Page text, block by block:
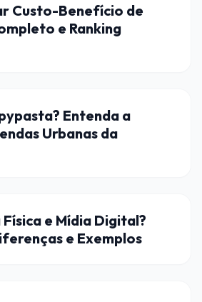
Custo-Benefício de
e Ranking
Entenda a
Urbanas da
Física e Mídia Digital?
e Exemplos